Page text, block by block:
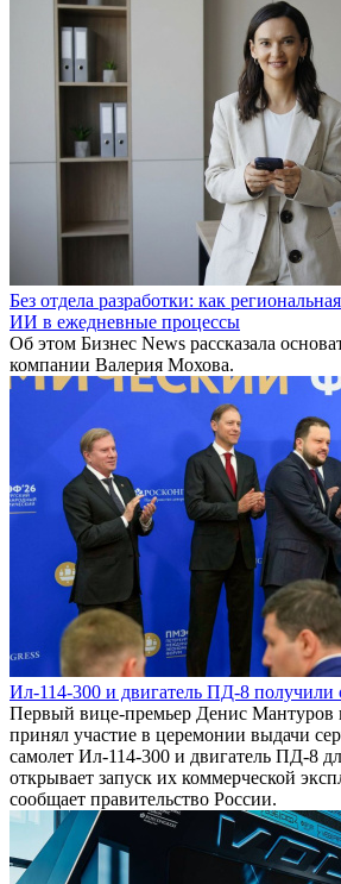
Без отдела разработки: как
ИИ в ежедневные процессы
Об этом Бизнес News рассказала
компании Валерия Мохова.
Ил-114-300 и двигатель ПД-8 получили
Первый вице-премьер Денис
принял участие в церемонии выдачи
самолет Ил-114-300 и двигатель ПД-8
открывает запуск их коммерческой
сообщает правительство России.